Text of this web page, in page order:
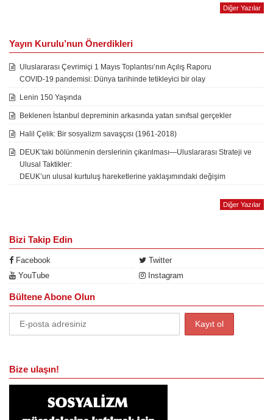
Diğer Yazılar
Yayın Kurulu’nun Önerdikleri
Uluslararası Çevrimiçi 1 Mayıs Toplantısı’nın Açılış Raporu
COVID-19 pandemisi: Dünya tarihinde tetikleyici bir olay
Lenin 150 Yaşında
Beklenen İstanbul depreminin arkasında yatan sınıfsal gerçekler
Halil Çelik: Bir sosyalizm savaşçısı (1961-2018)
DEUK’taki bölünmenin derslerinin çıkarılması—Uluslararası Strateji ve
Ulusal Taktikler:
DEUK’un ulusal kurtuluş hareketlerine yaklaşımındaki değişim
Diğer Yazılar
Bizi Takip Edin
Facebook
Twitter
YouTube
Instagram
Bültene Abone Olun
Bize ulaşın!